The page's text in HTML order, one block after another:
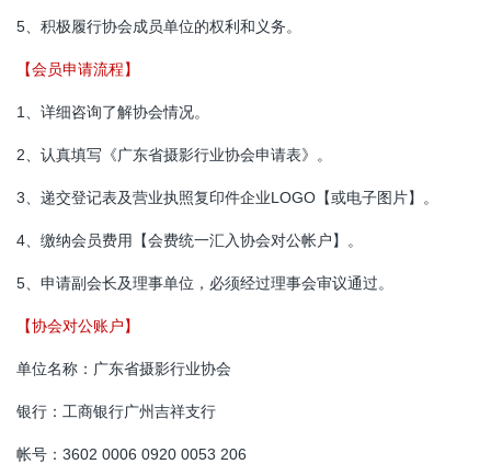
5、积极履行协会成员单位的权利和义务。
【会员申请流程】
1、详细咨询了解协会情况。
2、认真填写《广东省摄影行业协会申请表》。
3、递交登记表及营业执照复印件企业LOGO【或电子图片】。
4、缴纳会员费用【会费统一汇入协会对公帐户】。
5、申请副会长及理事单位，必须经过理事会审议通过。
【协会对公账户】
单位名称：广东省摄影行业协会
银行：工商银行广州吉祥支行
帐号：3602 0006 0920 0053 206